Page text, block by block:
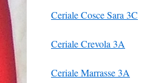
Ceriale Cosce Sara 3C
Ceriale Crevola 3A
Ceriale Marrasse 3A